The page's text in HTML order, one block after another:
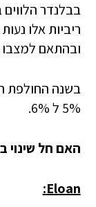
בבלנדר
ובהתאם למצבו
5% ל 6%.
האם חל
Eloan
: